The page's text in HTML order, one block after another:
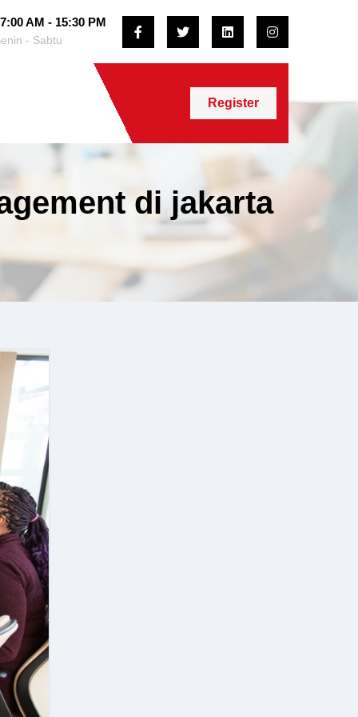
AM - 15:30 PM
- Sabtu
Register
di jakarta